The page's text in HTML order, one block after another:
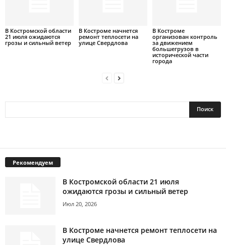
В Костромской области
21 июля ожидаются
грозы и сильный ветер
В Костроме начнется
ремонт теплосети на
улице Свердлова
В Костроме
организован контроль
за движением
большегрузов в
исторической части
города
Рекомендуем
В Костромской области 21 июля
ожидаются грозы и сильный ветер
Июл 20, 2026
В Костроме начнется ремонт теплосети на
улице Свердлова